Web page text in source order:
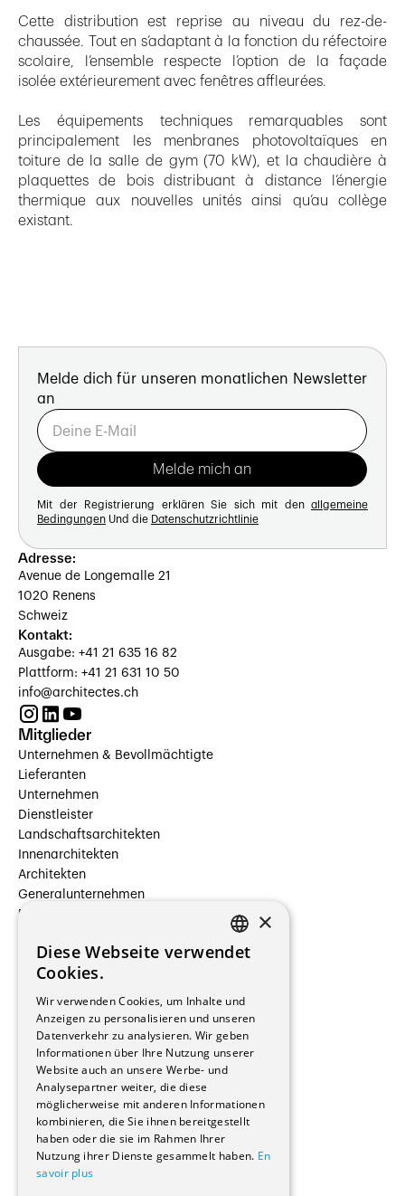
Cette distribution est reprise au niveau du rez-de-
chaussée. Tout en s’adaptant à la fonction du réfectoire
scolaire, l’ensemble respecte l’option de la façade
isolée extérieurement avec fenêtres affleurées.
Les équipements techniques remarquables sont
principalement les menbranes photovoltaïques en
toiture de la salle de gym (70 kW), et la chaudière à
plaquettes de bois distribuant à distance l’énergie
thermique aux nouvelles unités ainsi qu’au collège
existant.
Melde dich für unseren monatlichen Newsletter
an
Mit der Registrierung erklären Sie sich mit den allgemeine
Bedingungen Und die Datenschutzrichtlinie
Adresse:
Avenue de Longemalle 21
1020 Renens
Schweiz
Kontakt:
Ausgabe: +41 21 635 16 82
Plattform: +41 21 631 10 50
info@architectes.ch
Mitglieder
Unternehmen & Bevollmächtigte
Lieferanten
Unternehmen
Dienstleister
Landschaftsarchitekten
Innenarchitekten
Architekten
Generalunternehmen
Beauftragte Unternehmen
Hersteller/Lieferanten
Bauherrschaften
Stockwerkeigentum
Reportagen
Wohnungen
Renovierungen
Innere Umbauten
Gastgewerbe und Tourismus
Verwaltungsgebäude und Geschäfte
Schuleinrichtungen
Medizinische Einrichtungen
FRENCH
×
Diese Webseite verwendet
Cookies.
Wir verwenden Cookies, um Inhalte und
Anzeigen zu personalisieren und unseren
Datenverkehr zu analysieren. Wir geben
Informationen über Ihre Nutzung unserer
Website auch an unsere Werbe- und
Analysepartner weiter, die diese
möglicherweise mit anderen Informationen
kombinieren, die Sie ihnen bereitgestellt
haben oder die sie im Rahmen Ihrer
Nutzung ihrer Dienste gesammelt haben. En
savoir plus